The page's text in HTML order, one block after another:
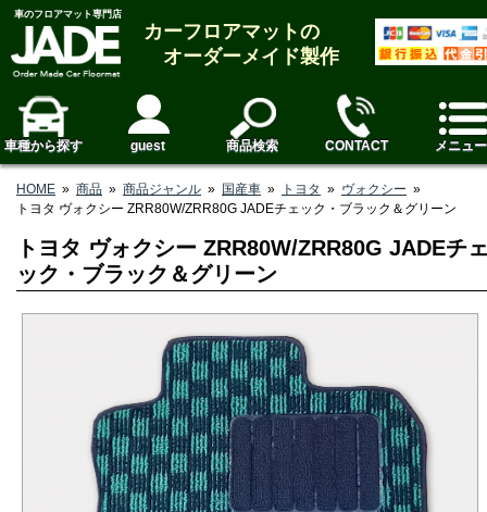
車のフロアマット専門店
カーフロアマットの
オーダーメイド製作
車種から探す guest 商品検索 CONTACT メニュー
HOME » 商品 » 商品ジャンル » 国産車 » トヨタ » ヴォクシー »
トヨタ ヴォクシー ZRR80W/ZRR80G JADEチェック・ブラック＆グリーン
トヨタ ヴォクシー ZRR80W/ZRR80G JADEチ
ック・ブラック＆グリーン